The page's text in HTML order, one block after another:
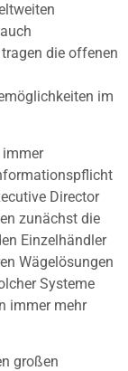
die offenen
im
immer
Director
zunächst die
Einzelhändler
Wägelösungen
Systeme
immer mehr
großen